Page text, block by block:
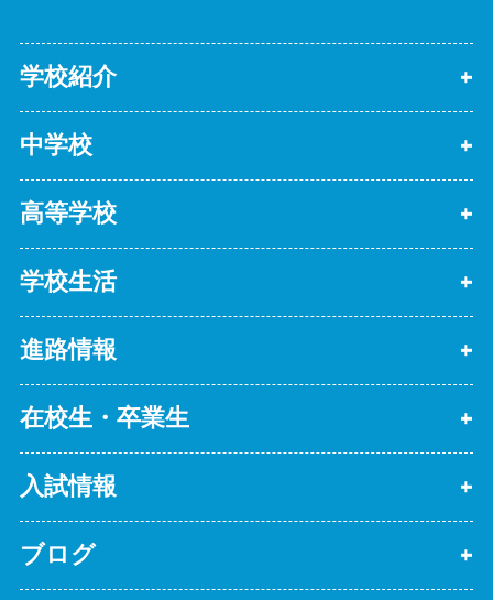
学校紹介
中学校
高等学校
学校生活
進路情報
在校生・卒業生
入試情報
ブログ